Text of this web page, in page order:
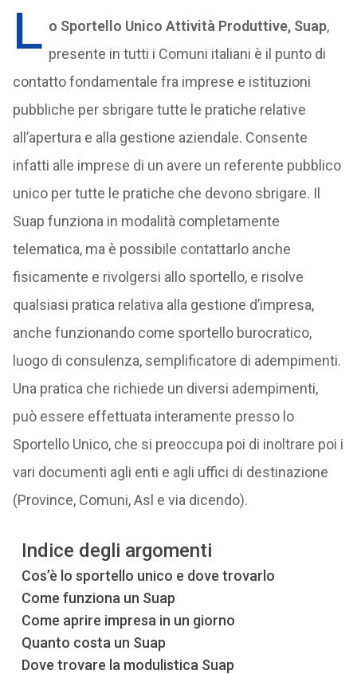
L o Sportello Unico Attività Produttive, Suap,
presente in tutti i Comuni italiani è il punto di
contatto fondamentale fra imprese e istituzioni
pubbliche per sbrigare tutte le pratiche relative
all’apertura e alla gestione aziendale. Consente
infatti alle imprese di un avere un referente pubblico
unico per tutte le pratiche che devono sbrigare. Il
Suap funziona in modalità completamente
telematica, ma è possibile contattarlo anche
fisicamente e rivolgersi allo sportello, e risolve
qualsiasi pratica relativa alla gestione d’impresa,
anche funzionando come sportello burocratico,
luogo di consulenza, semplificatore di adempimenti.
Una pratica che richiede un diversi adempimenti,
può essere effettuata interamente presso lo
Sportello Unico, che si preoccupa poi di inoltrare poi i
vari documenti agli enti e agli uffici di destinazione
(Province, Comuni, Asl e via dicendo).
Indice degli argomenti
Cos’è lo sportello unico e dove trovarlo
Come funziona un Suap
Come aprire impresa in un giorno
Quanto costa un Suap
Dove trovare la modulistica Suap